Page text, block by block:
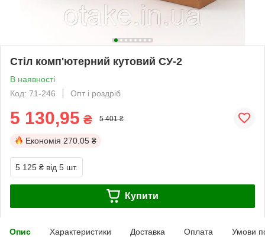
Стіл комп'ютерний кутовий СУ-2
В наявності
Код: 71-246
Опт і роздріб
5 130,95 ₴ 5 401 ₴
Економія 270.05 ₴
5 125 ₴ від 5 шт.
Купити
Опис Характеристики Доставка Оплата Умови